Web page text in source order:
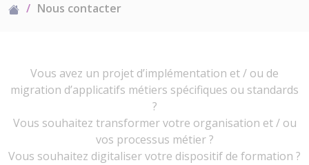
Nous contacter
Vous avez un projet d’implémentation et / ou de
migration d’applicatifs métiers spécifiques ou standards
?
Vous souhaitez transformer votre organisation et / ou
vos processus métier ?
Vous souhaitez digitaliser votre dispositif de formation ?